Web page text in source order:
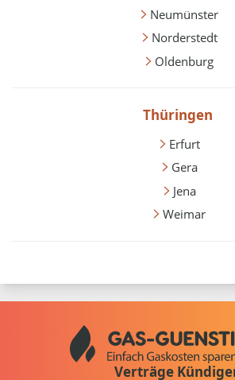
Neumünster
Norderstedt
Oldenburg
Thüringen
Erfurt
Gera
Jena
Weimar
Verträge